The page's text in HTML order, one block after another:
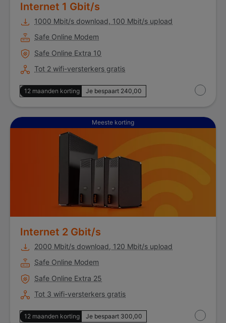
Internet 1 Gbit/s
1000 Mbit/s download, 100 Mbit/s upload
Safe Online Modem
Safe Online Extra 10
Tot 2 wifi-versterkers gratis
12 maanden korting Je bespaart 240,00
Internet 2 Gbit/s Meeste korting
Internet 2 Gbit/s
2000 Mbit/s download, 120 Mbit/s upload
Safe Online Modem
Safe Online Extra 25
Tot 3 wifi-versterkers gratis
12 maanden korting Je bespaart 300,00